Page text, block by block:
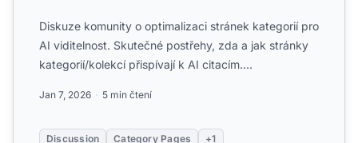
Diskuze komunity o optimalizaci stránek kategorií pro
AI viditelnost. Skutečné postřehy, zda a jak stránky
kategorií/kolekcí přispívají k AI citacím....
Jan 7, 2026 5 min čtení
Discussion Category Pages +1